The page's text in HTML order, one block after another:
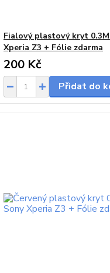
Fialový plastový kryt
Xperia Z3 + Fólie zdarma
200 Kč
Přidat do